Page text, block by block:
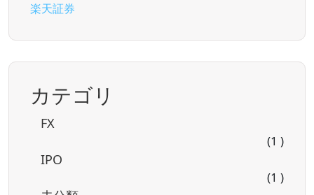
楽天証券
カテゴリ
FX
(1 )
IPO
(1 )